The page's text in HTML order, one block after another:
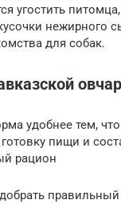
угостить
нежирного
для собак.
удобнее тем,
пищи и
рацион